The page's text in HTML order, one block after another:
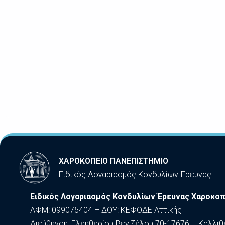
ΧΑΡΟΚΟΠΕΙΟ ΠΑΝΕΠΙΣΤΗΜΙΟ
Ειδικός Λογαριασμός Κονδυλίων Έρευνας
Ειδικός Λογαριασμός Κονδυλίων Έρευνας
ΑΦΜ: 099075404 – ΔΟΥ: ΚΕΦΟΔΕ Αττικής